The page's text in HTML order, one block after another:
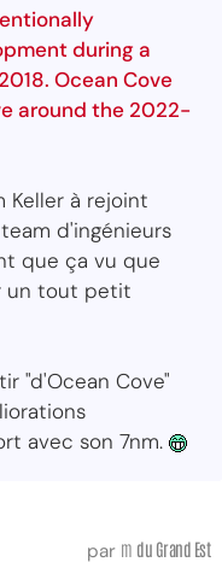
during a
Ocean Cove
around the 2022-
Keller à rejoint
d'ingénieurs
que ça vu que
un tout petit
"d'Ocean Cove"
avec son 7nm.
par m du Grand Est